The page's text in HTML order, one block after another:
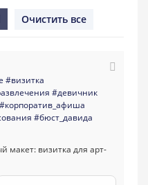
Очистить все
#визитка
#девичник
#корпоратив_афиша
#бюст_давида